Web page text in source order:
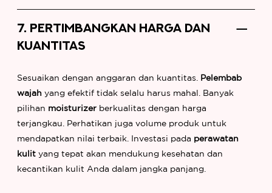
7. PERTIMBANGKAN HARGA DAN
KUANTITAS
Sesuaikan dengan anggaran dan kuantitas. Pelembab
wajah yang efektif tidak selalu harus mahal. Banyak
pilihan moisturizer berkualitas dengan harga
terjangkau. Perhatikan juga volume produk untuk
mendapatkan nilai terbaik. Investasi pada perawatan
kulit yang tepat akan mendukung kesehatan dan
kecantikan kulit Anda dalam jangka panjang.